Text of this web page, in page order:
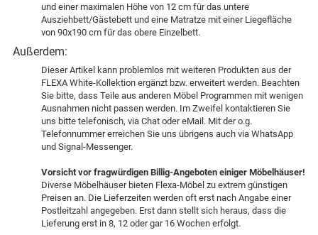
und einer maximalen Höhe von 12 cm für das untere
Ausziehbett/Gästebett und eine Matratze mit einer Liegefläche
von 90x190 cm für das obere Einzelbett.
Außerdem:
Dieser Artikel kann problemlos mit weiteren Produkten aus der
FLEXA White-Kollektion ergänzt bzw. erweitert werden. Beachten
Sie bitte, dass Teile aus anderen Möbel Programmen mit wenigen
Ausnahmen nicht passen werden. Im Zweifel kontaktieren Sie
uns bitte telefonisch, via Chat oder eMail. Mit der o.g.
Telefonnummer erreichen Sie uns übrigens auch via WhatsApp
und Signal-Messenger.
Vorsicht vor fragwürdigen Billig-Angeboten einiger Möbelhäuser!
Diverse Möbelhäuser bieten Flexa-Möbel zu extrem günstigen
Preisen an. Die Lieferzeiten werden oft erst nach Angabe einer
Postleitzahl angegeben. Erst dann stellt sich heraus, dass die
Lieferung erst in 8, 12 oder gar 16 Wochen erfolgt.